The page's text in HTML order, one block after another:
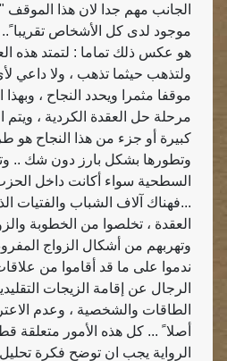
الجانب مهم جدا لان هذا الموقف "
موجود لدى كل الأشخاص تقريبا ً..
هو عكس ذلك تماما : لتمتد هذه
ولتذهب حيثما تذهب ، ولا داعي
موقفا مثمرا ويحدد النجاح ، وبهذا
مرحلة حل العقدة الكردية ، ويتم
كبيرة أو جزء من هذا النجاح هو
وتطورها بشكل بارز دون شك ..
السطحية سواء أكانت داخل الحزب
...فهناك آلاف الشباب والفتيات
العقدة ، تخلصوا من الخطوبة
وتهربهم من أشكال الزواج
ندموا على ما قد أقاموا من
الرجال عن إقامة الزيجات
الطاقات والشخصية ، وعدم
أصلا ً ... كل هذه الأمور متعلقة
الرواية يجب ان توضح فكرة تحليل